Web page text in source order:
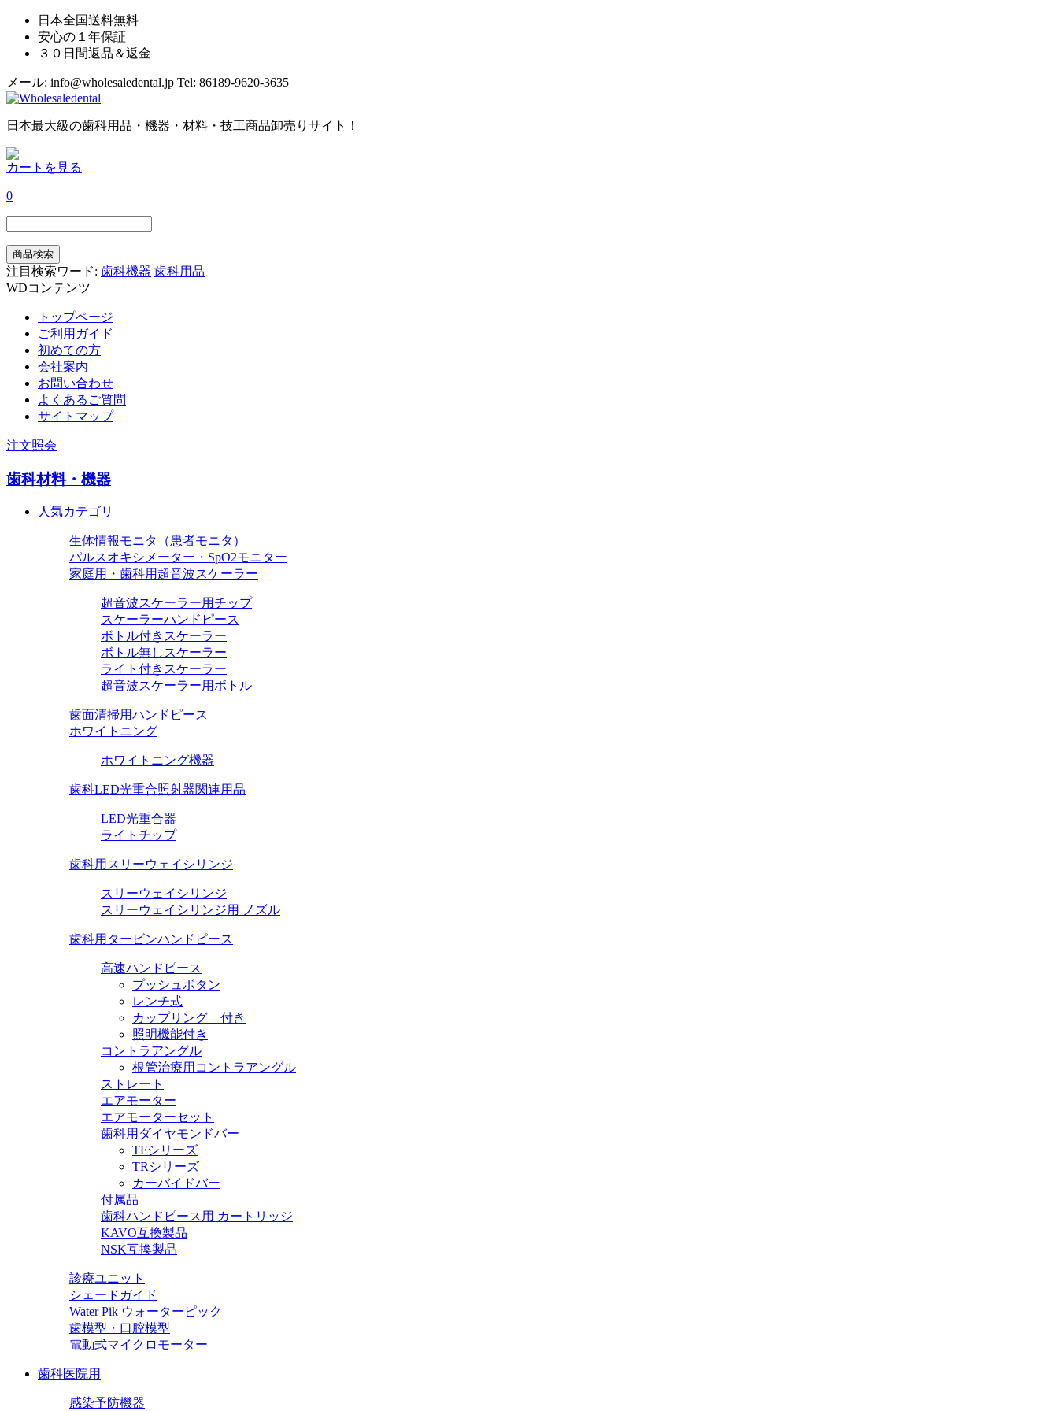
日本全国送料無料
安心の１年保証
３０日間返品＆返金
メール: info@wholesaledental.jp Tel: 86189-9620-3635
日本最大級の歯科用品・機器・材料・技工商品卸売りサイト！
カートを見る
0
注目検索ワード: 歯科機器 歯科用品
WDコンテンツ
トップページ
ご利用ガイド
初めての方
会社案内
お問い合わせ
よくあるご質問
サイトマップ
注文照会
歯科材料・機器
人気カテゴリ
生体情報モニタ（患者モニタ）
パルスオキシメーター・SpO2モニター
家庭用・歯科用超音波スケーラー
超音波スケーラー用チップ
スケーラーハンドピース
ボトル付きスケーラー
ボトル無しスケーラー
ライト付きスケーラー
超音波スケーラー用ボトル
歯面清掃用ハンドピース
ホワイトニング
ホワイトニング機器
歯科LED光重合照射器関連用品
LED光重合器
ライトチップ
歯科用スリーウェイシリンジ
スリーウェイシリンジ
スリーウェイシリンジ用 ノズル
歯科用タービンハンドピース
高速ハンドピース
プッシュボタン
レンチ式
カップリング 付き
照明機能付き
コントラアングル
根管治療用コントラアングル
ストレート
エアモーター
エアモーターセット
歯科用ダイヤモンドバー
TFシリーズ
TRシリーズ
カーバイドバー
付属品
歯科ハンドピース用 カートリッジ
KAVO互換製品
NSK互換製品
診療ユニット
シェードガイド
Water Pik ウォーターピック
歯模型・口腔模型
電動式マイクロモーター
歯科医院用
感染予防機器